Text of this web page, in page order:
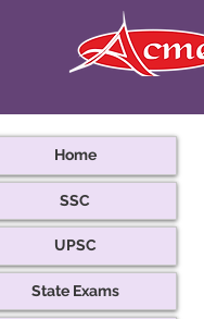
Home
SSC
UPSC
State Exams